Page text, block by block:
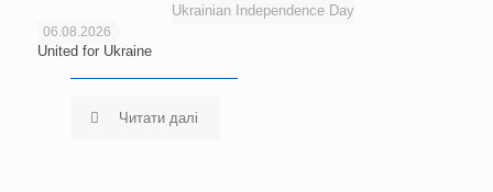
Ukrainian Independence Day
06.08.2026
United for Ukraine
Читати далі